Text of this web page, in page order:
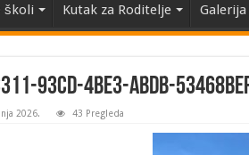
školi Kutak za Roditelje Galerija
93cd-4be3-abdb-
2026. 43 Pregleda